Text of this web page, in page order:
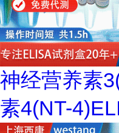
神经营养素
素4(NT-